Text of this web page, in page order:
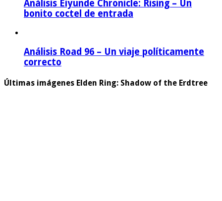
Análisis Eiyunde Chronicle: Rising – Un
bonito coctel de entrada
Análisis Road 96 – Un viaje políticamente
correcto
Últimas imágenes Elden Ring: Shadow of the Erdtree